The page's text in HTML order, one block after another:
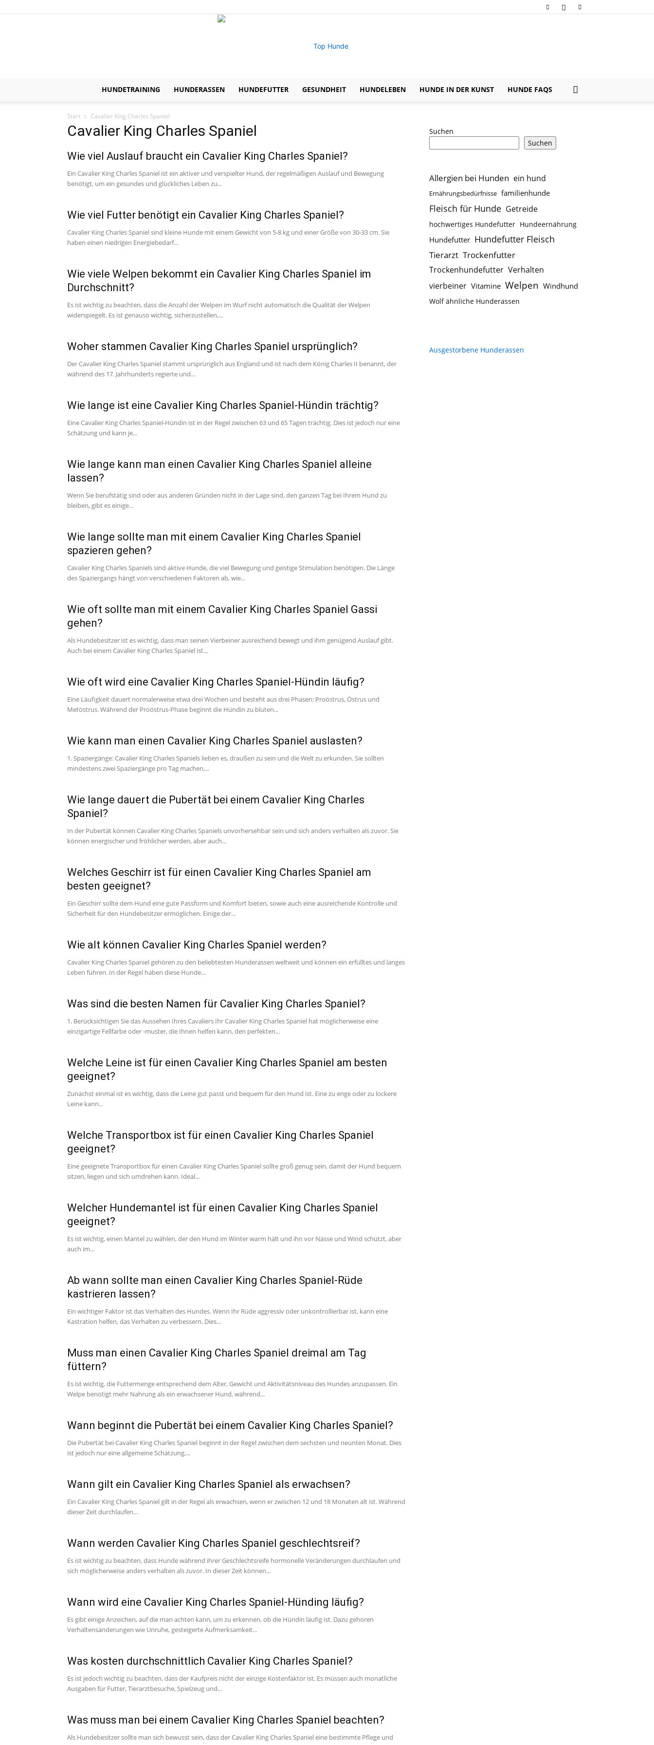
zu
Hundeernährung,
und
Hunderassen
HUNDETRAINING HUNDERASSEN HUNDEFUTTER GESUNDHEIT HUNDELEBEN HUNDE IN DER KUNST HUNDE FAQS
Start Cavalier King Charles Spaniel
Cavalier King Charles Spaniel
Wie viel Auslauf braucht ein Cavalier King Charles Spaniel?
Ein Cavalier King Charles Spaniel ist ein aktiver und verspielter Hund, der regelmäßigen Auslauf und Bewegung
benötigt, um ein gesundes und glückliches Leben zu...
Wie viel Futter benötigt ein Cavalier King Charles Spaniel?
Cavalier King Charles Spaniel sind kleine Hunde mit einem Gewicht von 5-8 kg und einer Größe von 30-33 cm. Sie
haben einen niedrigen Energiebedarf...
Wie viele Welpen bekommt ein Cavalier King Charles Spaniel im
Durchschnitt?
Es ist wichtig zu beachten, dass die Anzahl der Welpen im Wurf nicht automatisch die Qualität der Welpen
widerspiegelt. Es ist genauso wichtig, sicherzustellen,...
Woher stammen Cavalier King Charles Spaniel ursprünglich?
Der Cavalier King Charles Spaniel stammt ursprünglich aus England und ist nach dem König Charles II benannt, der
während des 17. Jahrhunderts regierte und...
Wie lange ist eine Cavalier King Charles Spaniel-Hündin trächtig?
Eine Cavalier King Charles Spaniel-Hündin ist in der Regel zwischen 63 und 65 Tagen trächtig. Dies ist jedoch nur eine
Schätzung und kann je...
Wie lange kann man einen Cavalier King Charles Spaniel alleine
lassen?
Wenn Sie berufstätig sind oder aus anderen Gründen nicht in der Lage sind, den ganzen Tag bei Ihrem Hund zu
bleiben, gibt es einige...
Wie lange sollte man mit einem Cavalier King Charles Spaniel
spazieren gehen?
Cavalier King Charles Spaniels sind aktive Hunde, die viel Bewegung und geistige Stimulation benötigen. Die Länge
des Spaziergangs hängt von verschiedenen Faktoren ab, wie...
Wie oft sollte man mit einem Cavalier King Charles Spaniel Gassi
gehen?
Als Hundebesitzer ist es wichtig, dass man seinen Vierbeiner ausreichend bewegt und ihm genügend Auslauf gibt.
Auch bei einem Cavalier King Charles Spaniel ist...
Wie oft wird eine Cavalier King Charles Spaniel-Hündin läufig?
Eine Läufigkeit dauert normalerweise etwa drei Wochen und besteht aus drei Phasen: Proöstrus, Östrus und
Metöstrus. Während der Proöstrus-Phase beginnt die Hündin zu bluten...
Wie kann man einen Cavalier King Charles Spaniel auslasten?
1. Spaziergänge: Cavalier King Charles Spaniels lieben es, draußen zu sein und die Welt zu erkunden. Sie sollten
mindestens zwei Spaziergänge pro Tag machen,...
Wie lange dauert die Pubertät bei einem Cavalier King Charles
Spaniel?
In der Pubertät können Cavalier King Charles Spaniels unvorhersehbar sein und sich anders verhalten als zuvor. Sie
können energischer und fröhlicher werden, aber auch...
Welches Geschirr ist für einen Cavalier King Charles Spaniel am
besten geeignet?
Ein Geschirr sollte dem Hund eine gute Passform und Komfort bieten, sowie auch eine ausreichende Kontrolle und
Sicherheit für den Hundebesitzer ermöglichen. Einige der...
Wie alt können Cavalier King Charles Spaniel werden?
Cavalier King Charles Spaniel gehören zu den beliebtesten Hunderassen weltweit und können ein erfülltes und langes
Leben führen. In der Regel haben diese Hunde...
Was sind die besten Namen für Cavalier King Charles Spaniel?
1. Berücksichtigen Sie das Aussehen Ihres Cavaliers Ihr Cavalier King Charles Spaniel hat möglicherweise eine
einzigartige Fellfarbe oder -muster, die Ihnen helfen kann, den perfekten...
Welche Leine ist für einen Cavalier King Charles Spaniel am besten
geeignet?
Zunächst einmal ist es wichtig, dass die Leine gut passt und bequem für den Hund ist. Eine zu enge oder zu lockere
Leine kann...
Welche Transportbox ist für einen Cavalier King Charles Spaniel
geeignet?
Eine geeignete Transportbox für einen Cavalier King Charles Spaniel sollte groß genug sein, damit der Hund bequem
sitzen, liegen und sich umdrehen kann. Ideal...
Welcher Hundemantel ist für einen Cavalier King Charles Spaniel
geeignet?
Es ist wichtig, einen Mantel zu wählen, der den Hund im Winter warm hält und ihn vor Nässe und Wind schützt, aber
auch im...
Ab wann sollte man einen Cavalier King Charles Spaniel-Rüde
kastrieren lassen?
Ein wichtiger Faktor ist das Verhalten des Hundes. Wenn Ihr Rüde aggressiv oder unkontrollierbar ist, kann eine
Kastration helfen, das Verhalten zu verbessern. Dies...
Muss man einen Cavalier King Charles Spaniel dreimal am Tag
füttern?
Es ist wichtig, die Futtermenge entsprechend dem Alter, Gewicht und Aktivitätsniveau des Hundes anzupassen. Ein
Welpe benötigt mehr Nahrung als ein erwachsener Hund, während...
Wann beginnt die Pubertät bei einem Cavalier King Charles Spaniel?
Die Pubertät bei Cavalier King Charles Spaniel beginnt in der Regel zwischen dem sechsten und neunten Monat. Dies
ist jedoch nur eine allgemeine Schätzung,...
Wann gilt ein Cavalier King Charles Spaniel als erwachsen?
Ein Cavalier King Charles Spaniel gilt in der Regel als erwachsen, wenn er zwischen 12 und 18 Monaten alt ist. Während
dieser Zeit durchlaufen...
Wann werden Cavalier King Charles Spaniel geschlechtsreif?
Es ist wichtig zu beachten, dass Hunde während ihrer Geschlechtsreife hormonelle Veränderungen durchlaufen und
sich möglicherweise anders verhalten als zuvor. In dieser Zeit können...
Wann wird eine Cavalier King Charles Spaniel-Hünding läufig?
Es gibt einige Anzeichen, auf die man achten kann, um zu erkennen, ob die Hündin läufig ist. Dazu gehören
Verhaltensänderungen wie Unruhe, gesteigerte Aufmerksamkeit...
Was kosten durchschnittlich Cavalier King Charles Spaniel?
Es ist jedoch wichtig zu beachten, dass der Kaufpreis nicht der einzige Kostenfaktor ist. Es müssen auch monatliche
Ausgaben für Futter, Tierarztbesuche, Spielzeug und...
Was muss man bei einem Cavalier King Charles Spaniel beachten?
Als Hundebesitzer sollte man sich bewusst sein, dass der Cavalier King Charles Spaniel eine bestimmte Pflege und
Suchen
Suchen
Allergien bei Hunden ein hund
Ernährungsbedürfnisse familienhunde
Fleisch für Hunde Getreide
hochwertiges Hundefutter Hundeernährung
Hundefutter Hundefutter Fleisch
Tierarzt Trockenfutter
Trockenhundefutter Verhalten
vierbeiner Vitamine Welpen Windhund
Wolf ähnliche Hunderassen
Ausgestorbene Hunderassen